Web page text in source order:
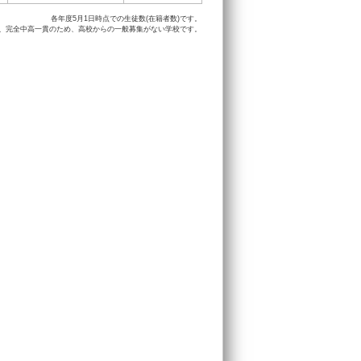
各年度5月1日時点での生徒数(在籍者数)です。
完全中高一貫のため、高校からの一般募集がない学校です。